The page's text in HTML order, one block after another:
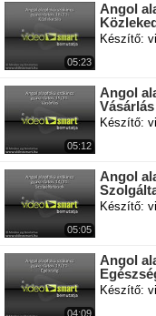
05:23
Angol
Készítő:
05:12
Angol
Vásárlás
Készítő:
05:05
Angol
Készítő:
04:09
Angol
Készítő: